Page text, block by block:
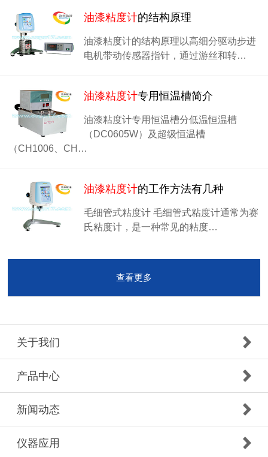
油漆粘度计的结构原理
油漆粘度计的结构原理以高细分驱动步进
电机带动传感器指针，通过游丝和转…
油漆粘度计专用恒温槽简介
油漆粘度计专用恒温槽分低温恒温槽
（DC0605W）及超级恒温槽
（CH1006、CH…
油漆粘度计的工作方法有几种
毛细管式粘度计 毛细管式粘度计通常为赛
氏粘度计，是一种常见的粘度…
查看更多
关于我们
产品中心
新闻动态
仪器应用